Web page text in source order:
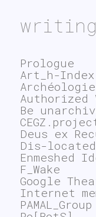
writing
Prologue
Art_h-Index
Authorized
Be
Deus ex
Dis-located
Enmeshed
F_Wake
Google
Internet
PAMAL_Group